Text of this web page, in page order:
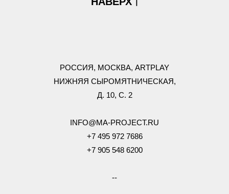
РОССИЯ, МОСКВА, ARTPLAY
НИЖНЯЯ СЫРОМЯТНИЧЕСКАЯ,
Д. 10, С. 2
INFO@MA-PROJECT.RU
+7 495 972 7686
+7 905 548 6200
--